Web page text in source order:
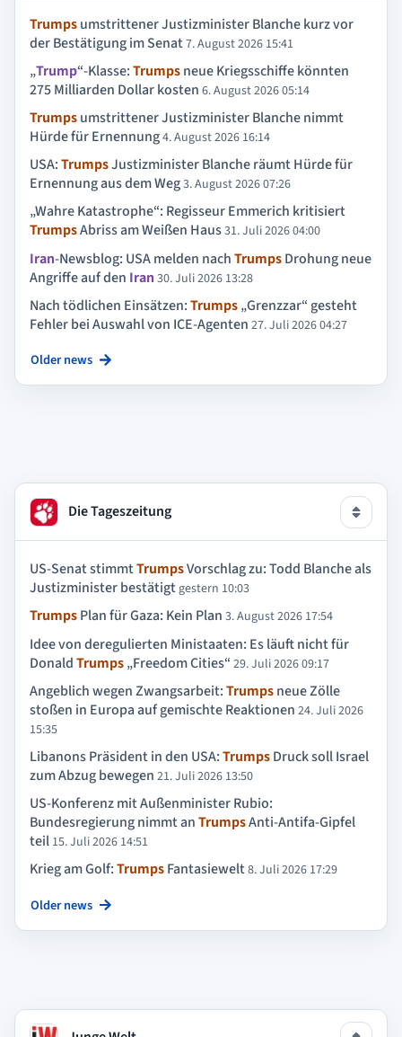
Trumpsumstrittener Justizminister Blanche kurz vor
der Bestätigung im Senat7. August 2026 15:41
„Trump“-Klasse:Trumpsneue Kriegsschiffe könnten
275 Milliarden Dollar kosten 6. August 2026 05:14
Trumpsumstrittener Justizminister Blanche nimmt
Hürde für Ernennung4. August 2026 16:14
USA:TrumpsJustizminister Blanche räumt Hürde für
Ernennung aus dem Weg3. August 2026 07:26
„Wahre Katastrophe“: Regisseur Emmerich kritisiert
TrumpsAbriss am Weißen Haus31. Juli 2026 04:00
Iran-Newsblog: USA melden nachTrumpsDrohung neue
Angriffe auf den Iran 30. Juli 2026 13:28
Nach tödlichen Einsätzen:Trumps„Grenzzar“ gesteht
Fehler bei Auswahl von ICE-Agenten 27. Juli 2026 04:27
Older news
Die Tageszeitung
US-Senat stimmtTrumpsVorschlag zu: Todd Blanche als
Justizminister bestätigtgestern 10:03
TrumpsPlan für Gaza: Kein Plan 3. August 2026 17:54
Idee von deregulierten Ministaaten: Es läuft nicht für
DonaldTrumps„Freedom Cities“ 29. Juli 2026 09:17
Angeblich wegen Zwangsarbeit:Trumpsneue Zölle
stoßen in Europa auf gemischte Reaktionen 24. Juli 2026
15:35
Libanons Präsident in den USA:TrumpsDruck soll Israel
zum Abzug bewegen 21. Juli 2026 13:50
US-Konferenz mit Außenminister Rubio:
Bundesregierung nimmt anTrumpsAnti-Antifa-Gipfel
teil 15. Juli 2026 14:51
Krieg am Golf:TrumpsFantasiewelt8. Juli 2026 17:29
Older news